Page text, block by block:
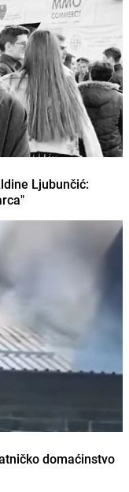
Ljubunčić:
domaćinstvo